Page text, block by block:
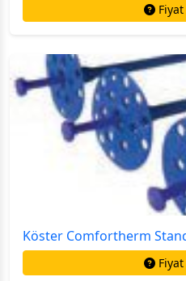
Köster Comfortherm